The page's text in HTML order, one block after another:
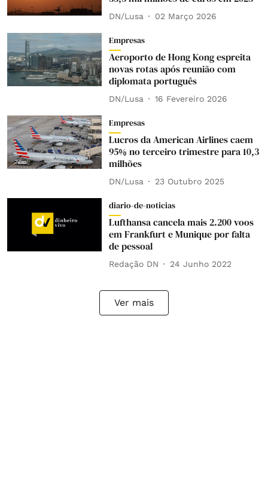
DN/Lusa 02 Março 2026
Empresas
Aeroporto de Hong Kong espreita
novas rotas após reunião com
diplomata português
DN/Lusa 16 Fevereiro 2026
Empresas
Lucros da American Airlines caem
95% no terceiro trimestre para 10,3
milhões
DN/Lusa 23 Outubro 2025
diario-de-noticias
Lufthansa cancela mais 2.200 voos
em Frankfurt e Munique por falta
de pessoal
Redação DN 24 Junho 2022
Ver mais